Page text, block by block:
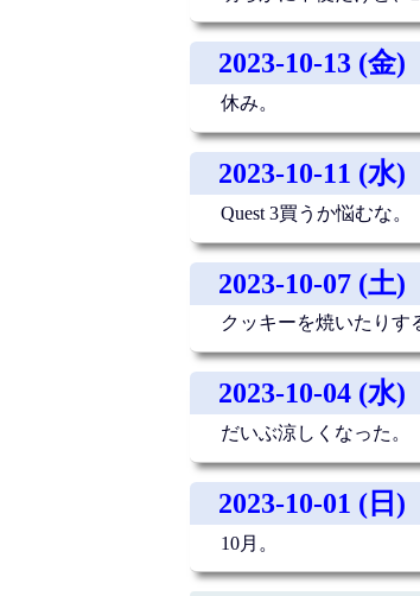
2023-10-13 (金)
休み。
2023-10-11 (水)
Quest 3買うか悩むな。
2023-10-07 (土)
クッキーを焼いたりす
2023-10-04 (水)
だいぶ涼しくなった。
2023-10-01 (日)
10月。